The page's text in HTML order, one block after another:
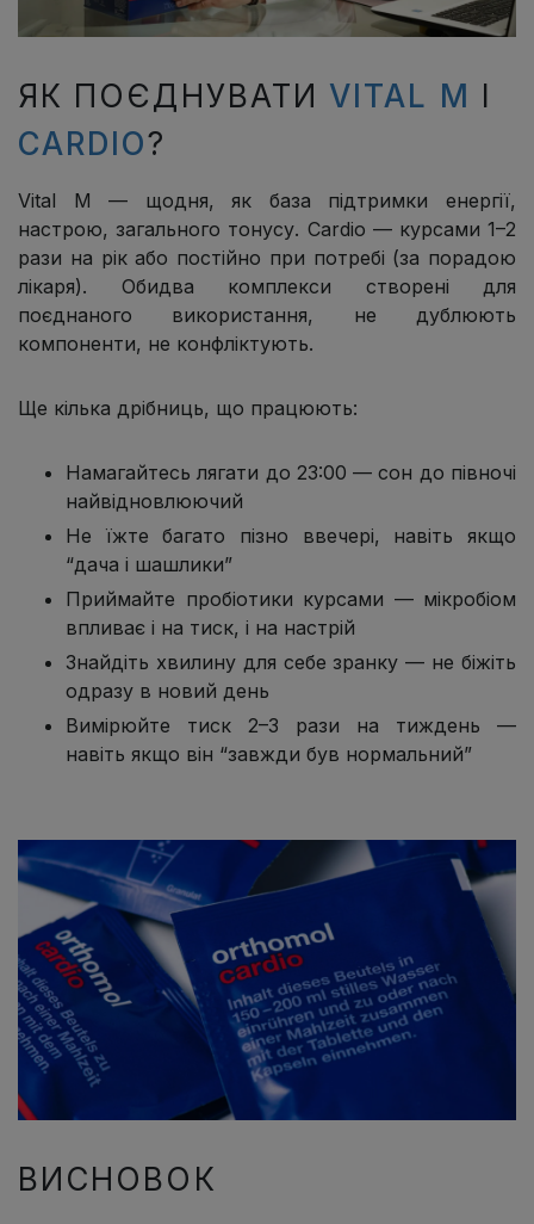
ЯК ПОЄДНУВАТИ VITAL M І
CARDIO?
Vital M — щодня, як база підтримки енергії,
настрою, загального тонусу. Cardio — курсами 1–2
рази на рік або постійно при потребі (за порадою
лікаря). Обидва комплекси створені для
поєднаного використання, не дублюють
компоненти, не конфліктують.
Ще кілька дрібниць, що працюють:
Намагайтесь лягати до 23:00 — сон до півночі
найвідновлюючий
Не їжте багато пізно ввечері, навіть якщо
“дача і шашлики”
Приймайте пробіотики курсами — мікробіом
впливає і на тиск, і на настрій
Знайдіть хвилину для себе зранку — не біжіть
одразу в новий день
Вимірюйте тиск 2–3 рази на тиждень —
навіть якщо він “завжди був нормальний”
ВИСНОВОК